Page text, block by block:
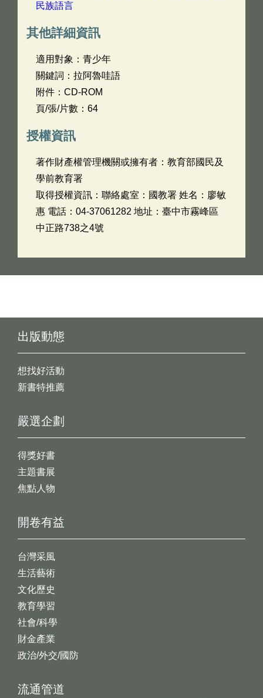
民族語言
其他詳細資訊
適用對象：青少年
關鍵詞：拉阿魯哇語
附件：CD-ROM
頁/張/片數：64
授權資訊
著作財產權管理機關或擁有者：教育部國民及
學前教育署
取得授權資訊：聯絡處室：國教署 姓名：廖敏
惠 電話：04-37061282 地址：臺中市霧峰區
中正路738之4號
出版動態
想找好活動
新書特推薦
開卷有益
台灣采風
生活藝術
文化歷史
教育學習
社會/科學
財金產業
政治/外交/國防
嚴選企劃
得獎好書
主題書展
焦點人物
流通管道